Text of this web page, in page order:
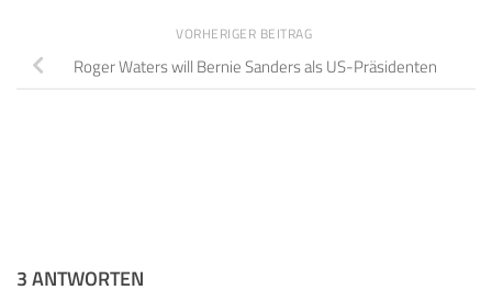
VORHERIGER BEITRAG
Roger Waters will Bernie Sanders als US-Präsidenten
3 ANTWORTEN